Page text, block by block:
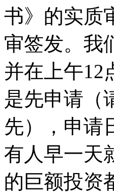
书》的实质
审签发。我
并在上午12
是先申请（
先），申请
有人早一天
的巨额投资